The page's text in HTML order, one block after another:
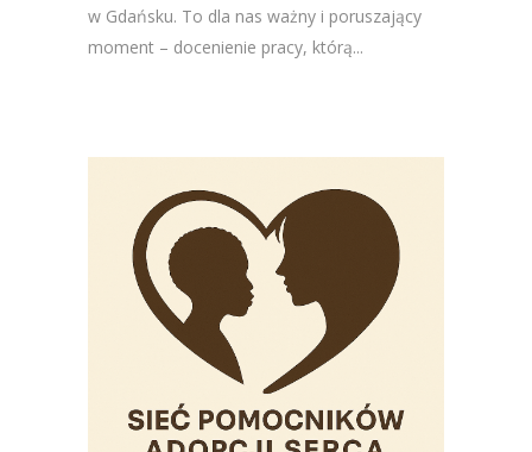
w Gdańsku. To dla nas ważny i poruszający
moment – docenienie pracy, którą...